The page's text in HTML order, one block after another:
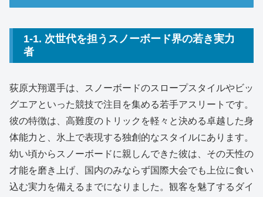
1-1. 次世代を担うスノーボード界の若き実力
者
荻原大翔選手は、スノーボードのスロープスタイルやビッ
グエアといった競技で注目を集める若手アスリートです。
彼の特徴は、高難度のトリックを軽々と決める卓越した身
体能力と、氷上で表現する独創的なスタイルにあります。
幼い頃からスノーボードに親しんできた彼は、その天性の
才能を磨き上げ、国内のみならず国際大会でも上位に食い
込む実力を備えるまでになりました。観客を魅了するダイ